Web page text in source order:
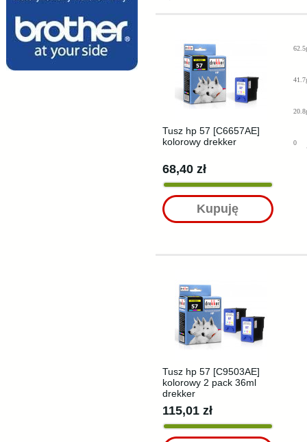
Tusz hp 57 [C6657AE]
kolorowy drekker
68,40 zł
Kupuję
0
Tusz hp 57 [C9503AE]
kolorowy 2 pack 36ml
drekker
115,01 zł